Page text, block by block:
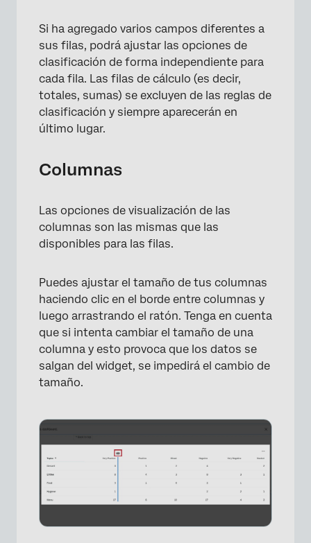
Si ha agregado varios campos diferentes a
sus filas, podrá ajustar las opciones de
clasificación de forma independiente para
cada fila. Las filas de cálculo (es decir,
totales, sumas) se excluyen de las reglas de
clasificación y siempre aparecerán en
último lugar.
Columnas
Las opciones de visualización de las
columnas son las mismas que las
disponibles para las filas.
Puedes ajustar el tamaño de tus columnas
haciendo clic en el borde entre columnas y
luego arrastrando el ratón. Tenga en cuenta
que si intenta cambiar el tamaño de una
columna y esto provoca que los datos se
salgan del widget, se impedirá el cambio de
tamaño.